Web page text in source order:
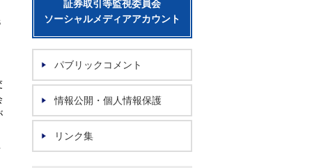
証券取引等監視委員会
ソーシャルメディアアカウント
パブリックコメント
情報公開・個人情報保護
リンク集